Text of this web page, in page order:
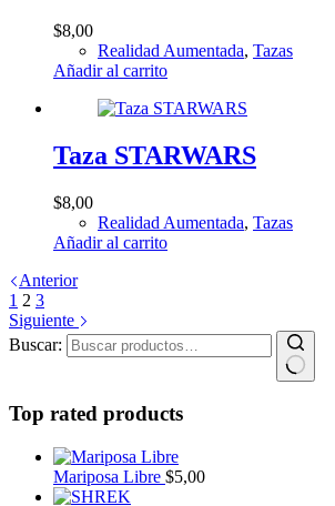
$8,00
Realidad Aumentada, Tazas
Añadir al carrito
Taza STARWARS
$8,00
Realidad Aumentada, Tazas
Añadir al carrito
Anterior
1 2 3
Siguiente
Buscar:
Top rated products
Mariposa Libre $5,00